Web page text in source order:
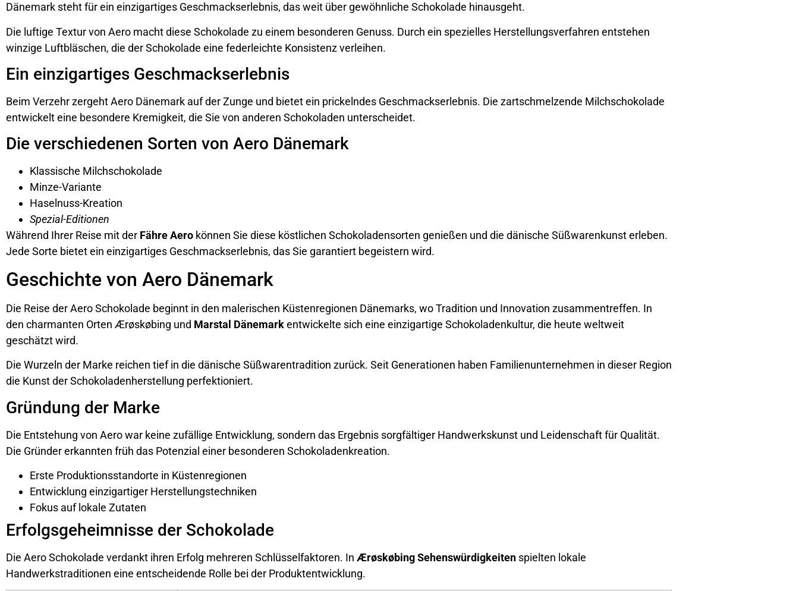
Dänemark steht für ein einzigartiges Geschmackserlebnis, das weit über gewöhnliche Schokolade hinausgeht.
Die luftige Textur von Aero macht diese Schokolade zu einem besonderen Genuss. Durch ein spezielles Herstellungsverfahren entstehen
winzige Luftbläschen, die der Schokolade eine federleichte Konsistenz verleihen.
Ein einzigartiges Geschmackserlebnis
Beim Verzehr zergeht Aero Dänemark auf der Zunge und bietet ein prickelndes Geschmackserlebnis. Die zartschmelzende Milchschokolade
entwickelt eine besondere Kremigkeit, die Sie von anderen Schokoladen unterscheidet.
Die verschiedenen Sorten von Aero Dänemark
Klassische Milchschokolade
Minze-Variante
Haselnuss-Kreation
Spezial-Editionen
Während Ihrer Reise mit der Fähre Aero können Sie diese köstlichen Schokoladensorten genießen und die dänische Süßwarenkunst erleben.
Jede Sorte bietet ein einzigartiges Geschmackserlebnis, das Sie garantiert begeistern wird.
Geschichte von Aero Dänemark
Die Reise der Aero Schokolade beginnt in den malerischen Küstenregionen Dänemarks, wo Tradition und Innovation zusammentreffen. In
den charmanten Orten Ærøskøbing und Marstal Dänemarkentwickelte sich eine einzigartige Schokoladenkultur, die heute weltweit
geschätzt wird.
Die Wurzeln der Marke reichen tief in die dänische Süßwarentradition zurück. Seit Generationen haben Familienunternehmen in dieser Region
die Kunst der Schokoladenherstellung perfektioniert.
Gründung der Marke
Die Entstehung von Aero war keine zufällige Entwicklung, sondern das Ergebnis sorgfältiger Handwerkskunst und Leidenschaft für Qualität.
Die Gründer erkannten früh das Potenzial einer besonderen Schokoladenkreation.
Erste Produktionsstandorte in Küstenregionen
Entwicklung einzigartiger Herstellungstechniken
Fokus auf lokale Zutaten
Erfolgsgeheimnisse der Schokolade
Die Aero Schokolade verdankt ihren Erfolg mehreren Schlüsselfaktoren. In Ærøskøbing Sehenswürdigkeiten spielten lokale
Handwerkstraditionen eine entscheidende Rolle bei der Produktentwicklung.